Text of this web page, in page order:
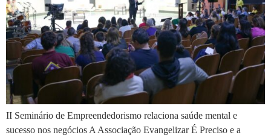
II Seminário de Empreendedorismo relaciona saúde mental e
sucesso nos negócios A Associação Evangelizar É Preciso e a